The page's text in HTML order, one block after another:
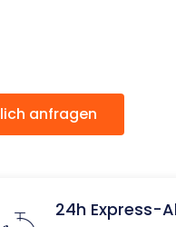
anfragen
24h Express-